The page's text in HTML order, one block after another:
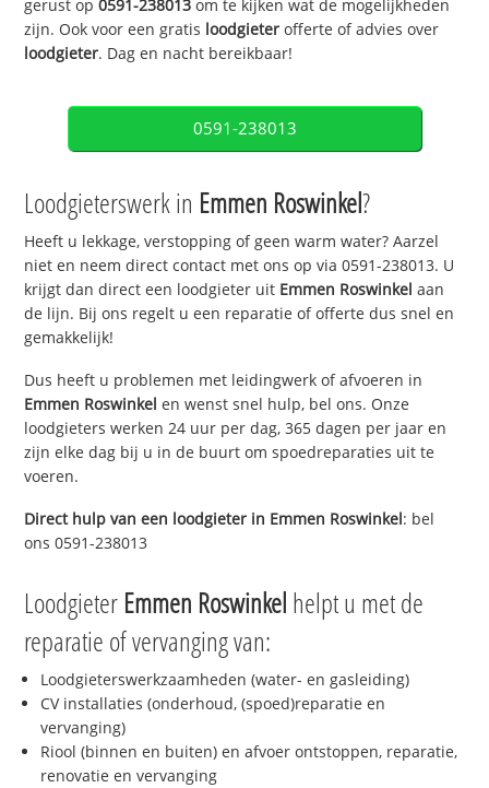
gerust op0591-238013 om te kijken wat de mogelijkheden
zijn. Ook voor een gratis loodgieter offerte of advies over
loodgieter. Dag en nacht bereikbaar!
0591-238013
Loodgieterswerk in Emmen Roswinkel?
Heeft u lekkage, verstopping of geen warm water? Aarzel
niet en neem direct contact met ons op via 0591-238013. U
krijgt dan direct een loodgieter uit Emmen Roswinkel aan
de lijn. Bij ons regelt u een reparatie of offerte dus snel en
gemakkelijk!
Dus heeft u problemen met leidingwerk of afvoeren in
Emmen Roswinkel en wenst snel hulp, bel ons. Onze
loodgieters werken 24 uur per dag, 365 dagen per jaar en
zijn elke dag bij u in de buurt om spoedreparaties uit te
voeren.
Direct hulp van een loodgieter in Emmen Roswinkel: bel
ons 0591-238013
Loodgieter Emmen Roswinkel helpt u met de
reparatie of vervanging van:
Loodgieterswerkzaamheden (water- en gasleiding)
CV installaties (onderhoud, (spoed)reparatie en
vervanging)
Riool (binnen en buiten) en afvoer ontstoppen, reparatie,
renovatie en vervanging